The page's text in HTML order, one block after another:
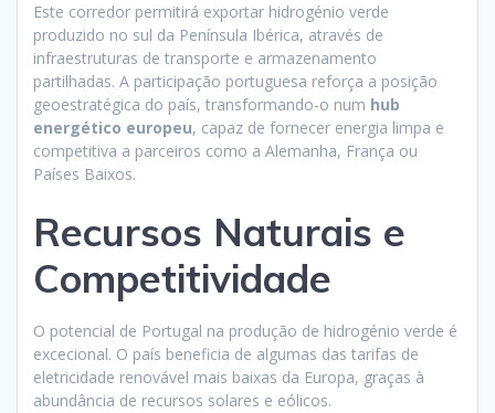
Este corredor permitirá exportar hidrogénio verde
produzido no sul da Península Ibérica, através de
infraestruturas de transporte e armazenamento
partilhadas. A participação portuguesa reforça a posição
geoestratégica do país, transformando-o num hub
energético europeu, capaz de fornecer energia limpa e
competitiva a parceiros como a Alemanha, França ou
Países Baixos.
Recursos Naturais e
Competitividade
O potencial de Portugal na produção de hidrogénio verde é
excecional. O país beneficia de algumas das tarifas de
eletricidade renovável mais baixas da Europa, graças à
abundância de recursos solares e eólicos.